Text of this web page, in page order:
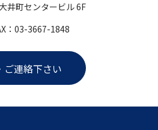
井町センタービル 6F
：03-3667-1848
ご連絡下さい